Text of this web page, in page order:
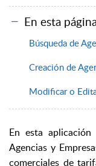
En esta
Búsqueda de
Creación de
Modificar o
En esta
Agencias y
comerciales de